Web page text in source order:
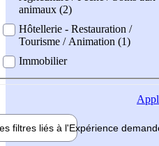
animaux (2)
Hôtellerie - Restauration /
Tourisme / Animation (1)
Immobilier
filtres liés à l'Expérience